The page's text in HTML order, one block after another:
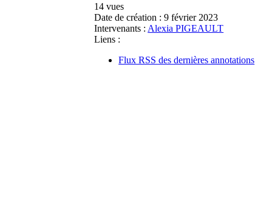
14 vues
Date de création : 9 février 2023
Intervenants : Alexia PIGEAULT
Liens :
Flux RSS des dernières annotations